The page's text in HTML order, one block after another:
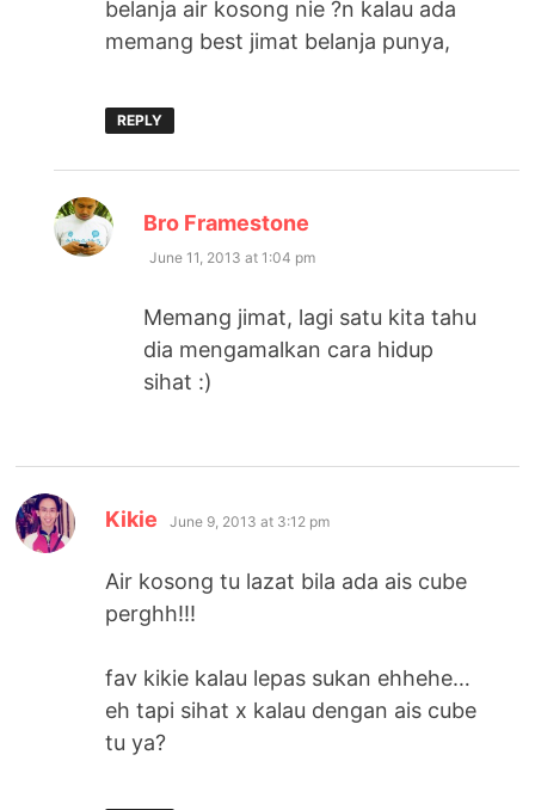
belanja air kosong nie ?n kalau ada
memang best jimat belanja punya,
REPLY
Bro Framestone
June 11, 2013 at 1:04 pm
Memang jimat, lagi satu kita tahu
dia mengamalkan cara hidup
sihat :)
Kikie says:
June 9, 2013 at 3:12 pm
Air kosong tu lazat bila ada ais cube
perghh!!!
fav kikie kalau lepas sukan ehhehe…
eh tapi sihat x kalau dengan ais cube
tu ya?